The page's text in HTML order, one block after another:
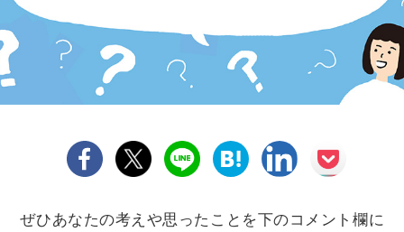
ぜひあなたの考えや思ったことを下のコメント欄に